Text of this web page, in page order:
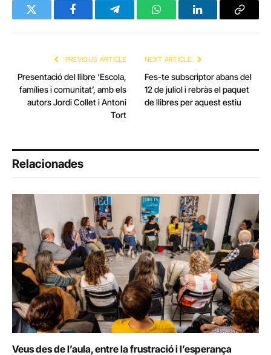
Twitter FacebookTelegramWhatsAppLinkedInCopy
PREVIOUS ARTICLE
Presentació del llibre ‘Escola,
famílies i comunitat’, amb els
autors Jordi Collet i Antoni
Tort
NEXT ARTICLE
Fes-te subscriptor abans del
12 de juliol i rebràs el paquet
de llibres per aquest estiu
Relacionades
Veus des de l’aula, entre la frustració i l’esperança